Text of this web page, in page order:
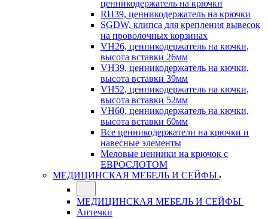
ценникодержатель на крючки
RH39, ценникодержатель на крючки
SGDW, клипса для крепления вывесок
на проволочных корзинах
VH26, ценникодержатель на кючки,
высота вставки 26мм
VH39, ценникодержатель на кючки,
высота вставки 39мм
VH52, ценникодержатель на кючки,
высота вставки 52мм
VH60, ценникодержатель на кючки,
высота вставки 60мм
Все ценникодержатели на крючки и
навесные элементы
Меловые ценники на крючок с
ЕВРОСЛОТОМ
МЕДИЦИНСКАЯ МЕБЕЛЬ И СЕЙФЫ
МЕДИЦИНСКАЯ МЕБЕЛЬ И СЕЙФЫ
Аптечки